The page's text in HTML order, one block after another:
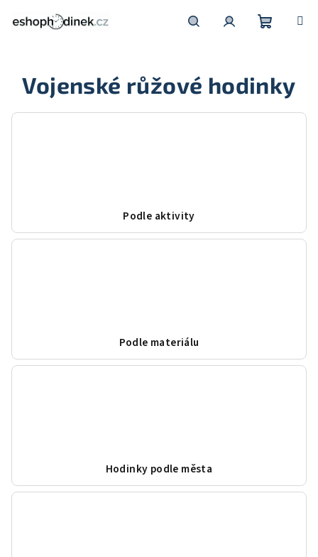
košík
Vojenské růžové hodinky
Podle aktivity
Podle materiálu
Hodinky podle města